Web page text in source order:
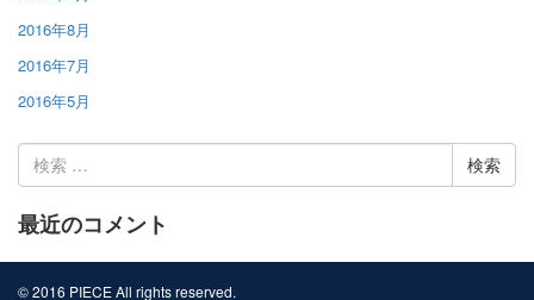
2016年8月
2016年7月
2016年5月
索:
最近のコメント
© 2016 PIECE All rights reserved.